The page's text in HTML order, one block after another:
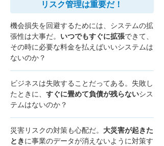
リスク管理は重要だ！
機会損失を回避するためには、システムの拡
張性は大事だ。 いつでもすぐに拡張できて、
その時に必要な料金を払えばいいシステムは
ないのか？
ビジネスは失敗することだってある。失敗し
たときに、 すぐに畳めて負債が残らないシス
テムはないのか？
災害リスクの対策も心配だ。 大災害が起きた
ときに事業のデータが消えないように対策す